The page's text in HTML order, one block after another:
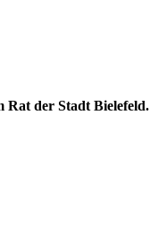
Rat der Stadt Bielefeld.